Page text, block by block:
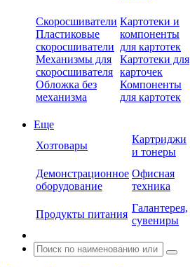
Скоросшиватели
Пластиковые
скоросшиватели
Механизмы для
скоросшивателя
Обложка без
механизма
Картотеки и
компоненты
для картотек
Картотеки для
карточек
Компоненты
для картотек
Еще
Хозтовары
Картриджи
и тонеры
Демонстрационное
оборудование
Офисная
техника
Продукты питания
Галантерея,
сувениры